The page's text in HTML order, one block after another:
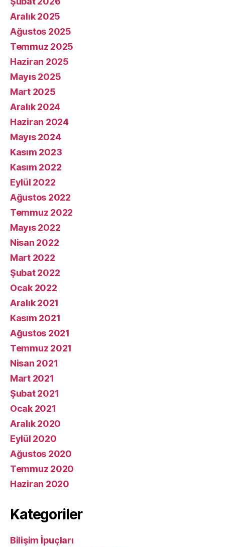
Aralık 2025
Ağustos 2025
Temmuz 2025
Haziran 2025
Mayıs 2025
Mart 2025
Aralık 2024
Haziran 2024
Mayıs 2024
Kasım 2023
Kasım 2022
Eylül 2022
Ağustos 2022
Temmuz 2022
Mayıs 2022
Nisan 2022
Mart 2022
Şubat 2022
Ocak 2022
Aralık 2021
Kasım 2021
Ağustos 2021
Temmuz 2021
Nisan 2021
Mart 2021
Şubat 2021
Ocak 2021
Aralık 2020
Eylül 2020
Ağustos 2020
Temmuz 2020
Haziran 2020
Kategoriler
Bilişim İpuçları